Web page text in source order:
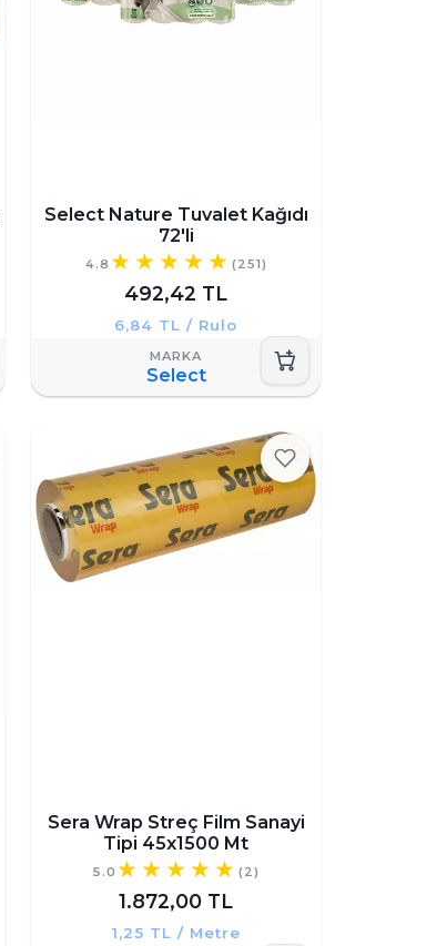
Select Nature Tuvalet Kağıdı
72'li
4.8 (251)
492,42 TL
6,84 TL / Rulo
Select
Sera Wrap Streç Film Sanayi
Tipi 45x1500 Mt
5.0 (2)
1.872,00 TL
1,25 TL / Metre